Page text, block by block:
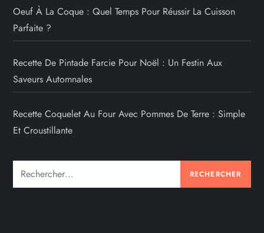
d
e
s
p
u
b
l
Oeuf À La Coque : Quel Temps Pour Réussir La Cuisson
Parfaite ?
Recette De Pintade Farcie Pour Noël : Un Festin Aux
Saveurs Automnales
Recette Coquelet Au Four Avec Pommes De Terre : Simple
Et Croustillante
Rechercher :